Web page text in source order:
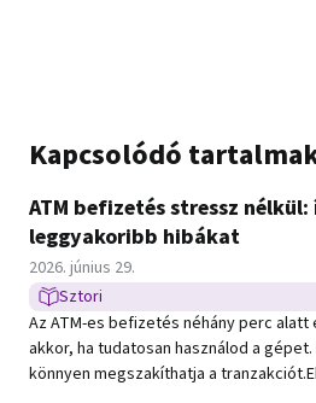
Kapcsolódó
ATM befizetés stressz
leggyakoribb hibákat
Közzétéve:
2026. június 29.
Sztori
Sztori típusú hír
Az ATM-es befizetés néhány perc
akkor, ha tudatosan használod a
könnyen megszakíthatja a